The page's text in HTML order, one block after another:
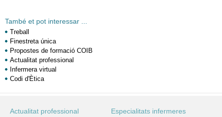
També et pot interessar ...
Treball
Finestreta única
Propostes de formació COIB
Actualitat professional
Infermera virtual
Codi d'Ètica
Actualitat professional Especialitats infermeres